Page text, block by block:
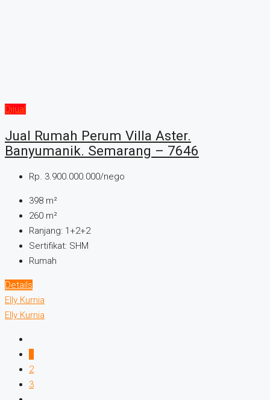
Dijual
Jual Rumah Perum Villa Aster.
Banyumanik. Semarang – 7646
Rp. 3.900.000.000/nego
398 m²
260 m²
Ranjang: 1+2+2
Sertifikat: SHM
Rumah
Details
Elly Kurnia
Elly Kurnia
2
3